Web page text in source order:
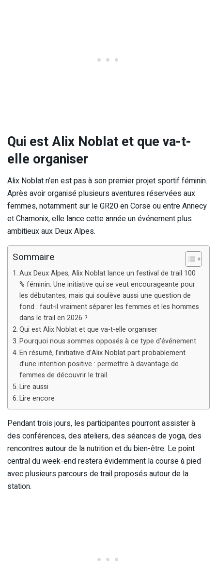
Qui est Alix Noblat et que va-t-
elle organiser
Alix Noblat n’en est pas à son premier projet sportif féminin.
Après avoir organisé plusieurs aventures réservées aux
femmes, notamment sur le GR20 en Corse ou entre Annecy
et Chamonix, elle lance cette année un événement plus
ambitieux aux Deux Alpes.
Sommaire
Aux Deux Alpes, Alix Noblat lance un festival de trail 100
% féminin. Une initiative qui se veut encourageante pour
les débutantes, mais qui soulève aussi une question de
fond : faut-il vraiment séparer les femmes et les hommes
dans le trail en 2026 ?
Qui est Alix Noblat et que va-t-elle organiser
Pourquoi nous sommes opposés à ce type d’événement
En résumé, l’initiative d’Alix Noblat part probablement
d’une intention positive : permettre à davantage de
femmes de découvrir le trail.
Lire aussi
Lire encore
Pendant trois jours, les participantes pourront assister à
des conférences, des ateliers, des séances de yoga, des
rencontres autour de la nutrition et du bien-être. Le point
central du week-end restera évidemment la course à pied
avec plusieurs parcours de trail proposés autour de la
station.